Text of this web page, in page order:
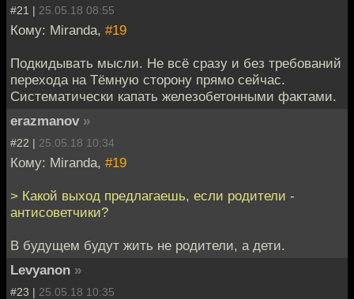
#21 | 25.05.18 08:55
Кому: Miranda, #19
Подкидывать мысли. Не всё сразу и без требований
перехода на Тёмную сторону прямо сейчас.
Систематически капать железобетонными фактами.
erazmanov »
#22 | 25.05.18 10:34
Кому: Miranda, #19
> Какой выход предлагаешь, если родители -
антисоветчики?
В будущем будут жить не родители, а дети.
Levyanon »
#23 | 25.05.18 10:35